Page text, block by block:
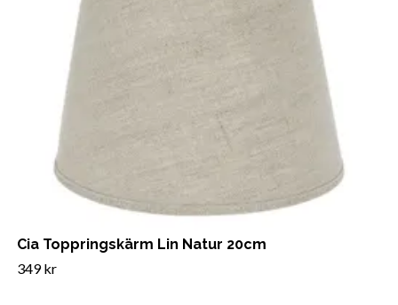
Cia Toppringskärm Lin Natur 20cm
349 kr